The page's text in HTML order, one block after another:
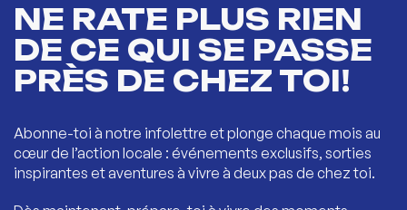
NE RATE PLUS RIEN
DE CE QUI SE PASSE
PRÈS DE CHEZ TOI!
Abonne-toi à notre infolettre et plonge chaque mois au
cœur de l’action locale : événements exclusifs, sorties
inspirantes et aventures à vivre à deux pas de chez toi.